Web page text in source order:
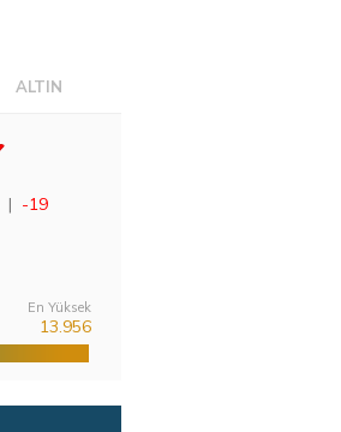
ALTIN
| -19
En Yüksek
13.956